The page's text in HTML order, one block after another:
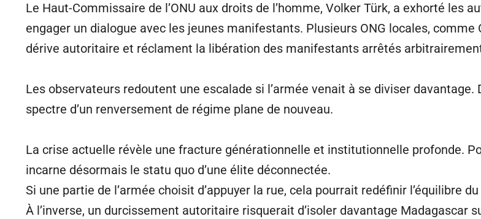
Le Haut-Commissaire de l’ONU aux droits de l’homme, Volker Türk, a exhorté les
engager un dialogue avec les jeunes manifestants. Plusieurs ONG locales,
dérive autoritaire et réclament la libération des manifestants arrêtés
Les observateurs redoutent une escalade si l’armée venait à se diviser
spectre d’un renversement de régime plane de nouveau.
La crise actuelle révèle une fracture générationnelle et institutionnelle profonde.
incarne désormais le statu quo d’une élite déconnectée.
Si une partie de l’armée choisit d’appuyer la rue, cela pourrait redéfinir l’équilibre
À l’inverse, un durcissement autoritaire risquerait d’isoler davantage Madagascar